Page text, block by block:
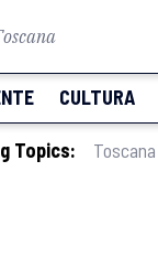
CULTURA
Topics: